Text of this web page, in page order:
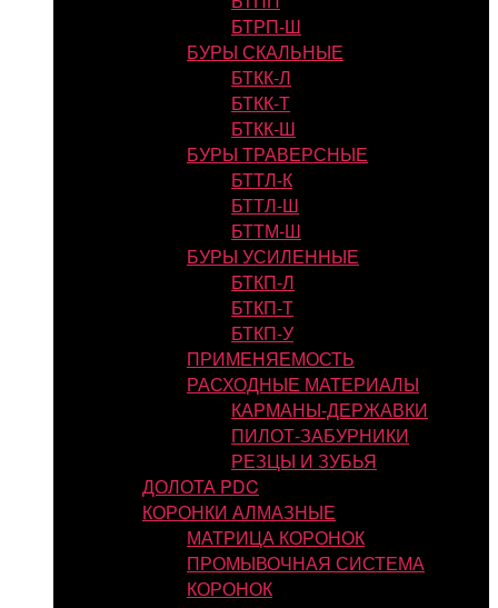
БТРП-Ш
БУРЫ СКАЛЬНЫЕ
БТКК-Л
БТКК-Т
БТКК-Ш
БУРЫ ТРАВЕРСНЫЕ
БТТЛ-К
БТТЛ-Ш
БТТМ-Ш
БУРЫ УСИЛЕННЫЕ
БТКП-Л
БТКП-Т
БТКП-У
ПРИМЕНЯЕМОСТЬ
РАСХОДНЫЕ МАТЕРИАЛЫ
КАРМАНЫ-ДЕРЖАВКИ
ПИЛОТ-ЗАБУРНИКИ
РЕЗЦЫ И ЗУБЬЯ
ДОЛОТА PDC
КОРОНКИ АЛМАЗНЫЕ
МАТРИЦА КОРОНОК
ПРОМЫВОЧНАЯ СИСТЕМА
КОРОНОК